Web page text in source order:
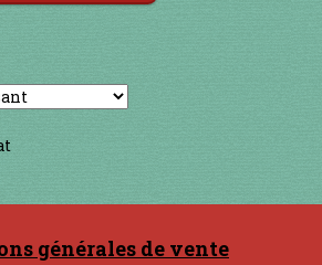
générales de vente